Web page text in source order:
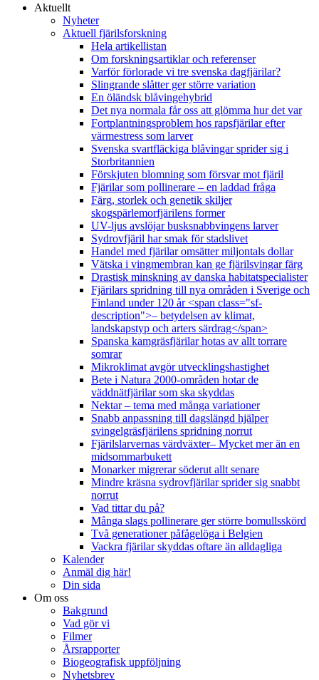
Aktuellt
Nyheter
Aktuell fjärilsforskning
Hela artikellistan
Om forskningsartiklar och referenser
Varför förlorade vi tre svenska dagfjärilar?
Slingrande slåtter ger större variation
En öländsk blåvingehybrid
Det nya normala får oss att glömma hur det var
Fortplantningsproblem hos rapsfjärilar efter
värmestress som larver
Svenska svartfläckiga blåvingar sprider sig i
Storbritannien
Förskjuten blomning som försvar mot fjäril
Fjärilar som pollinerare – en laddad fråga
Färg, storlek och genetik skiljer
skogspärlemorfjärilens former
UV-ljus avslöjar busksnabbvingens larver
Sydrovfjäril har smak för stadslivet
Handel med fjärilar omsätter miljontals dollar
Vätska i vingmembran kan ge fjärilsvingar färg
Drastisk minskning av danska habitatspecialister
Fjärilars spridning till nya områden i Sverige och
Finland under 120 år <span class="sf-
description">– betydelsen av klimat,
landskapstyp och arters särdrag</span>
Spanska kamgräsfjärilar hotas av allt torrare
somrar
Mikroklimat avgör utvecklingshastighet
Bete i Natura 2000-områden hotar de
väddnätfjärilar som ska skyddas
Nektar – tema med många variationer
Snabb anpassning till dagslängd hjälper
svingelgräsfjärilens spridning norrut
Fjärilslarvernas värdväxter– Mycket mer än en
midsommarbukett
Monarker migrerar söderut allt senare
Mindre kräsna sydrovfjärilar sprider sig snabbt
norrut
Vad tittar du på?
Många slags pollinerare ger större bomullsskörd
Två generationer påfågelöga i Belgien
Vackra fjärilar skyddas oftare än alldagliga
Kalender
Anmäl dig här!
Din sida
Om oss
Bakgrund
Vad gör vi
Filmer
Årsrapporter
Biogeografisk uppföljning
Nyhetsbrev